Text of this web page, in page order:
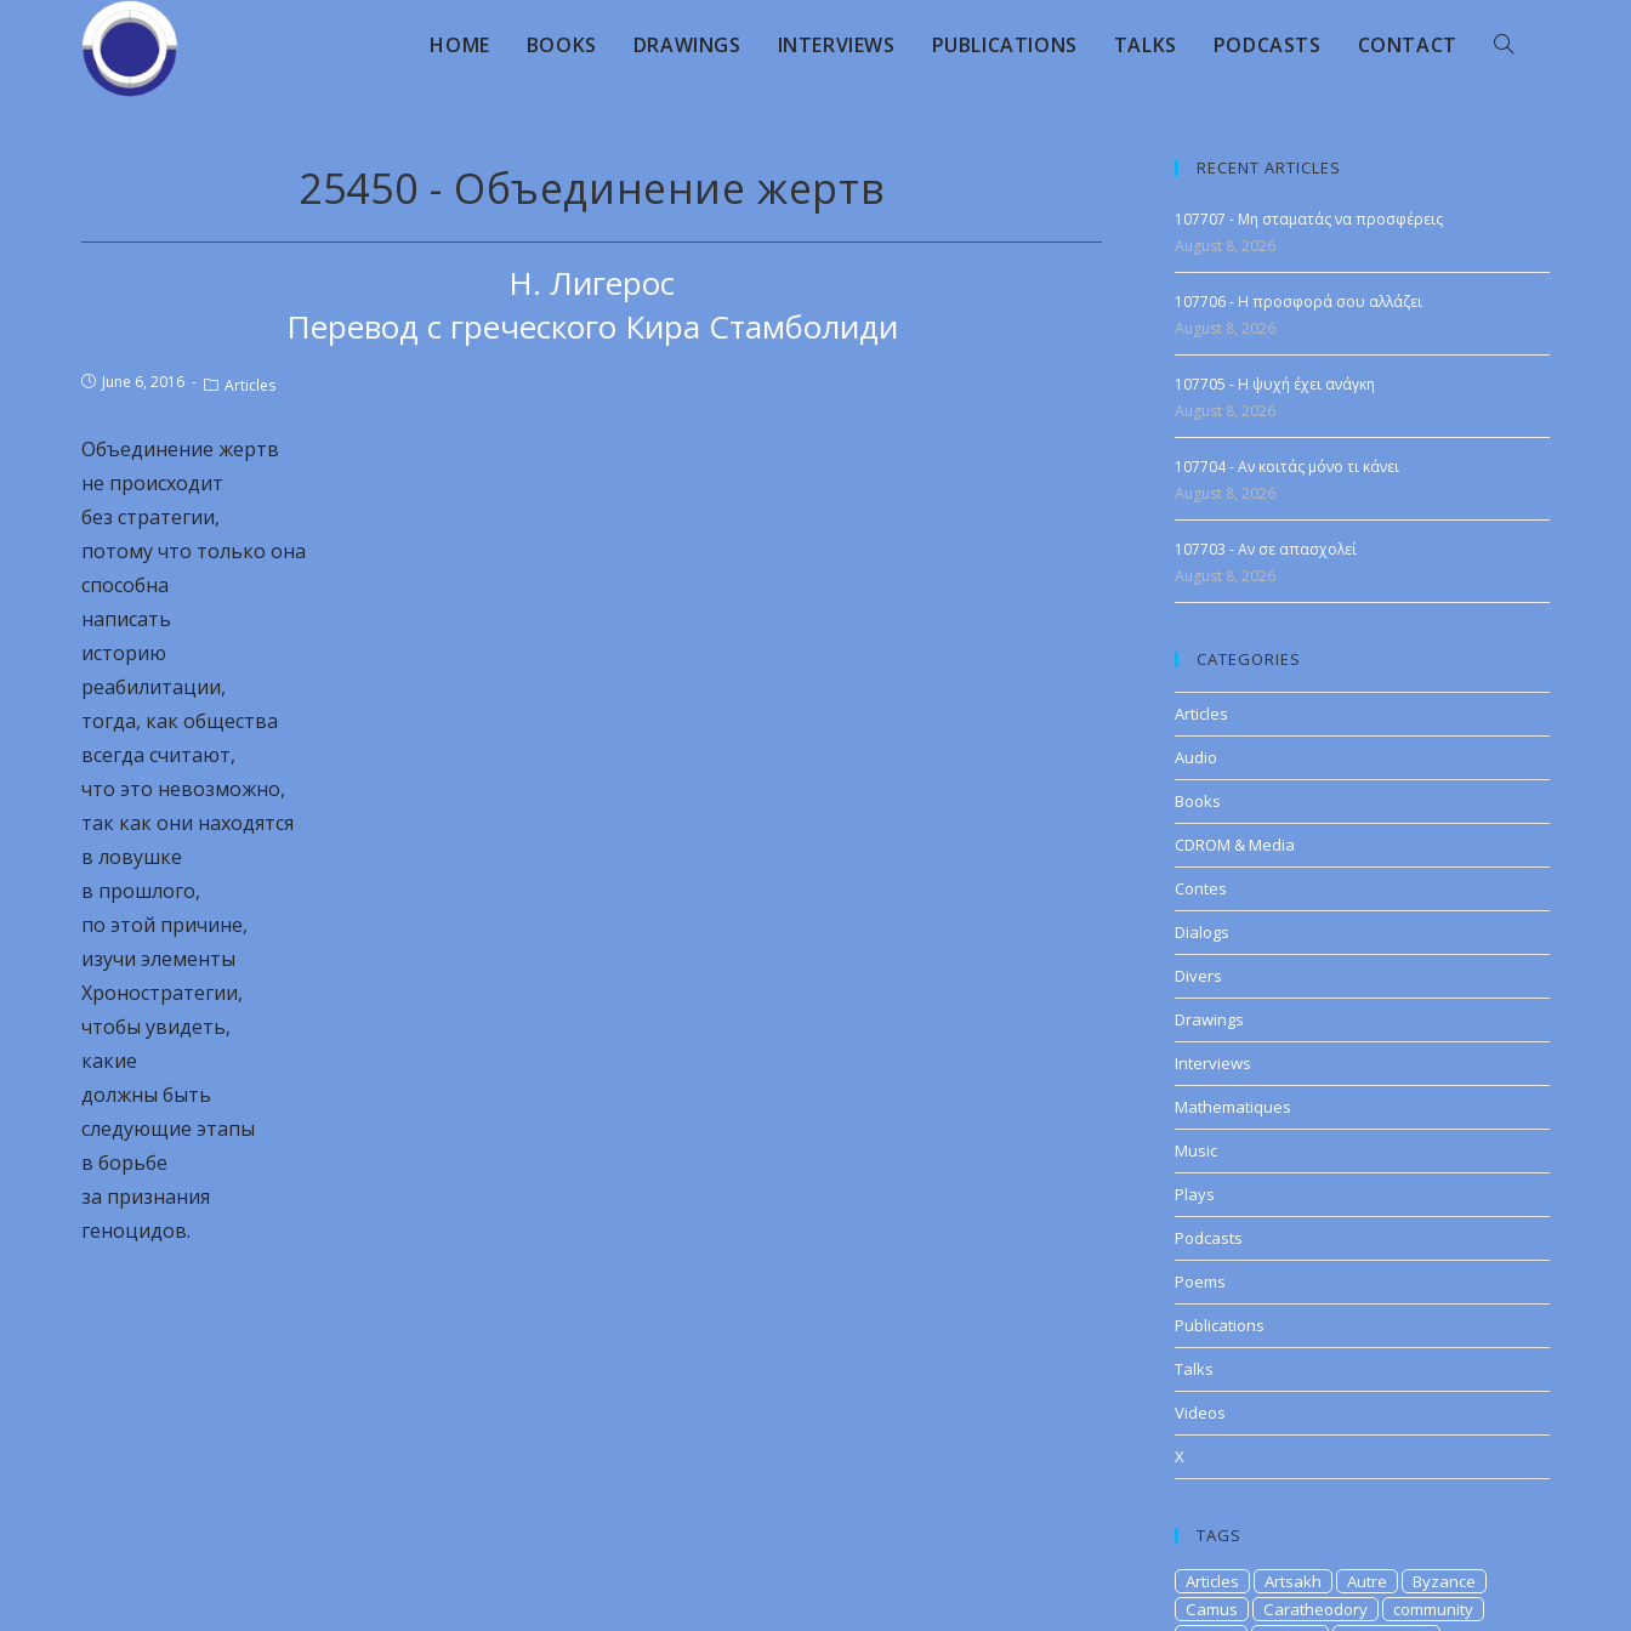
HOME BOOKS DRAWINGS INTERVIEWS PUBLICATIONS TALKS PODCASTS CONTACT
25450 - Объединение жертв
Н. Лигерос
Перевод с греческого Кира Стамболиди
June 6, 2016 Articles
Объединение жертв
не происходит
без стратегии,
потому что только она
способна
написать
историю
реабилитации,
тогда, как общества
всегда считают,
что это невозможно,
так как они находятся
в ловушке
в прошлого,
по этой причине,
изучи элементы
Хроностратегии,
чтобы увидеть,
какие
должны быть
следующие этапы
в борьбе
за признания
геноцидов.
RECENT ARTICLES
107707 - Μη σταματάς να προσφέρεις
August 8, 2026
107706 - Η προσφορά σου αλλάζει
August 8, 2026
107705 - Η ψυχή έχει ανάγκη
August 8, 2026
107704 - Αν κοιτάς μόνο τι κάνει
August 8, 2026
107703 - Αν σε απασχολεί
August 8, 2026
CATEGORIES
Articles
Audio
Books
CDROM & Media
Contes
Dialogs
Divers
Drawings
Interviews
Mathematiques
Music
Plays
Podcasts
Poems
Publications
Talks
Videos
X
TAGS
Articles Artsakh Autre
Byzance
Camus
Caratheodory
community